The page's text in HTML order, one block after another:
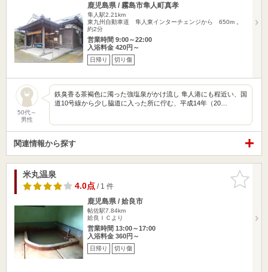
鹿児島県 / 霧島市隼人町真孝
隼人駅2.21km
東九州自動車道 隼人東インターチェンジから 650m 。
約2分
営業時間 9:00～22:00
入浴料金 420円～
日帰り 切り傷
50代～
男性
鉄臭香る茶褐色に濁った強塩泉がかけ流し 隼人港にも程近い、国
道10号線から少し脇道に入った所に佇む、平成14年（20…
関連情報から探す
お気に入
りに追加
米丸温泉
4.0点/ 1 件
鹿児島県 / 姶良市
帖佐駅7.84km
姶良ＩＣより
営業時間 13:00～17:00
入浴料金 360円～
日帰り 切り傷